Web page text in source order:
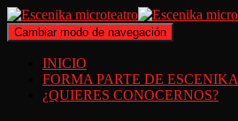
Cambiar modo de navegación
INICIO
FORMA PARTE DE ESCENIKA
¿QUIERES CONOCERNOS?